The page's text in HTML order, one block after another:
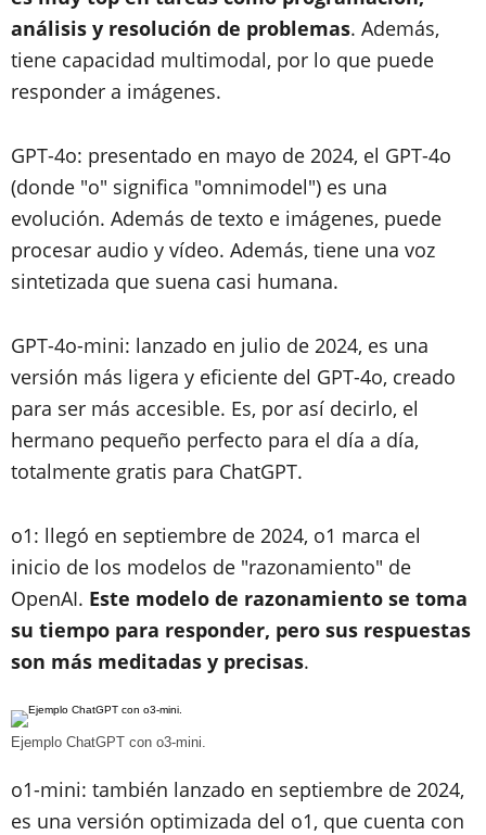
análisis y resolución de problemas. Además,
tiene capacidad multimodal, por lo que puede
responder a imágenes.
GPT-4o: presentado en mayo de 2024, el GPT-4o
(donde "o" significa "omnimodel") es una
evolución. Además de texto e imágenes, puede
procesar audio y vídeo. Además, tiene una voz
sintetizada que suena casi humana.
GPT-4o-mini: lanzado en julio de 2024, es una
versión más ligera y eficiente del GPT-4o, creado
para ser más accesible. Es, por así decirlo, el
hermano pequeño perfecto para el día a día,
totalmente gratis para ChatGPT.
o1: llegó en septiembre de 2024, o1 marca el
inicio de los modelos de "razonamiento" de
OpenAI. Este modelo de razonamiento se toma
su tiempo para responder, pero sus respuestas
son más meditadas y precisas.
Ejemplo ChatGPT con o3-mini.
o1-mini: también lanzado en septiembre de 2024,
es una versión optimizada del o1, que cuenta con